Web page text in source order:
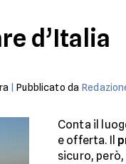
d’Italia
|Pubblicato da
Conta il
e offerta. Il
sicuro, però,